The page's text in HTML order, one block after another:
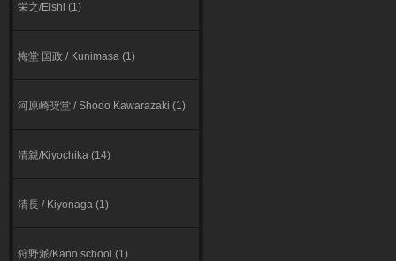
栄之/Eishi (1)
梅堂 国政 / Kunimasa (1)
河原崎奨堂 / Shodo Kawarazaki (1)
清親/Kiyochika (14)
清長 / Kiyonaga (1)
狩野派/Kano school (1)